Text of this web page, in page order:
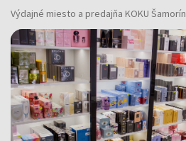
Výdajné miesto a predajňa KOKU Šamorín